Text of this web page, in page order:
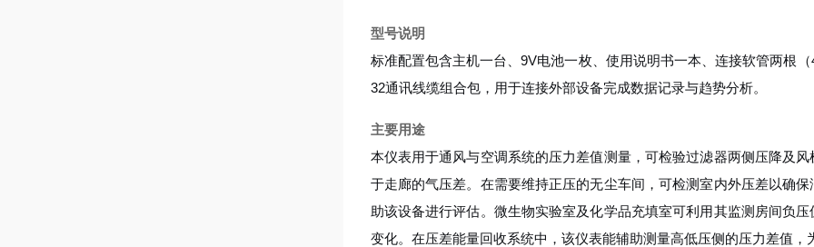
型号说明
标准配置包含主机一台、9V电池一枚、使用说明书一本、连接软管两根
32通讯线缆组合包，用于连接外部设备完成数据记录与趋势分析。
主要用途
本仪表用于通风与空调系统的压力差值测量，可检验过滤器两侧压降及
于走廊的气压差。在需要维持正压的无尘车间，可检测室内外压差以确
助该设备进行评估。微生物实验室及化学品充填室可利用其监测房间负
变化。在压差能量回收系统中，该仪表能辅助测量高低压侧的压力差值，